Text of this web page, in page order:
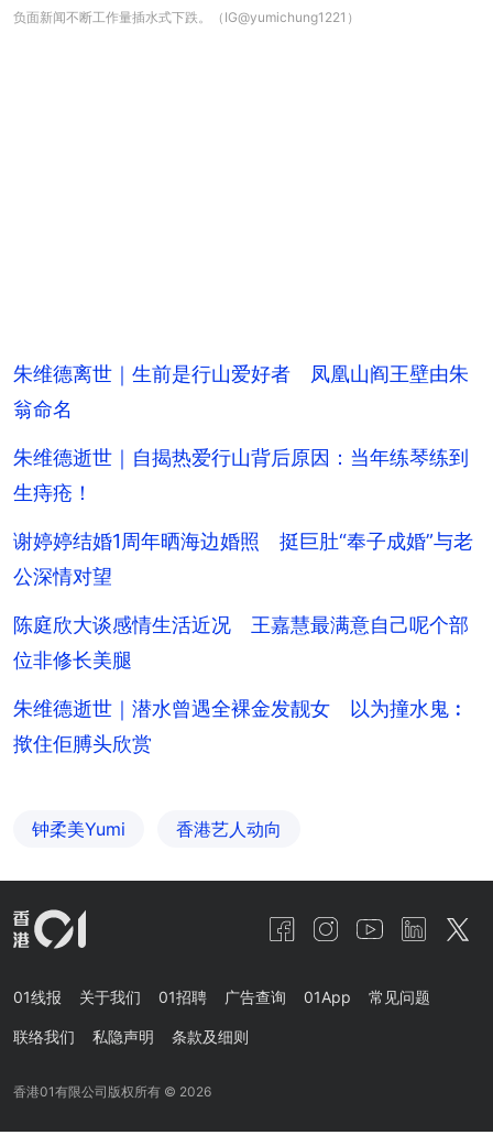
负面新闻不断工作量插水式下跌。（IG@yumichung1221）
朱维德离世｜生前是行山爱好者 凤凰山阎王壁由朱
翁命名
朱维德逝世｜自揭热爱行山背后原因：当年练琴练到
生痔疮！
谢婷婷结婚1周年晒海边婚照 挺巨肚“奉子成婚”与老
公深情对望
陈庭欣大谈感情生活近况 王嘉慧最满意自己呢个部
位非修长美腿
朱维德逝世｜潜水曾遇全裸金发靓女 以为撞水鬼︰
揿住佢膊头欣赏
钟柔美Yumi 香港艺人动向
01线报 关于我们 01招聘 广告查询 01App 常见问题
联络我们 私隐声明 条款及细则
香港01有限公司版权所有 © 2026